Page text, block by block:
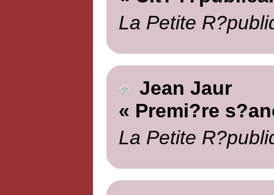
La Petite
Jean Jaur
« Premi?re
La Petite